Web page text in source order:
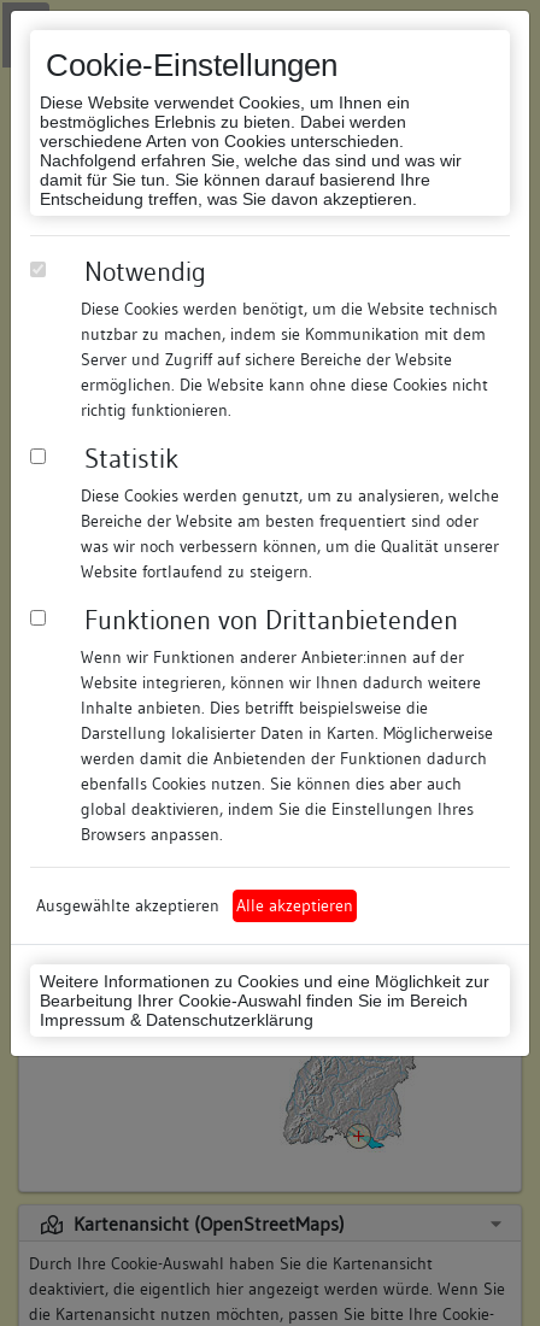
Cookie-Einstellungen
Diese Website verwendet Cookies, um Ihnen ein
bestmögliches Erlebnis zu bieten. Dabei werden
verschiedene Arten von Cookies unterschieden.
Nachfolgend erfahren Sie, welche das sind und was wir
damit für Sie tun. Sie können darauf basierend Ihre
Entscheidung treffen, was Sie davon akzeptieren.
Notwendig
Diese Cookies werden benötigt, um die Website technisch
nutzbar zu machen, indem sie Kommunikation mit dem
Server und Zugriff auf sichere Bereiche der Website
ermöglichen. Die Website kann ohne diese Cookies nicht
richtig funktionieren.
Statistik
Diese Cookies werden genutzt, um zu analysieren, welche
Bereiche der Website am besten frequentiert sind oder
was wir noch verbessern können, um die Qualität unserer
Website fortlaufend zu steigern.
Funktionen von Drittanbietenden
Wenn wir Funktionen anderer Anbieter:innen auf der
Website integrieren, können wir Ihnen dadurch weitere
Inhalte anbieten. Dies betrifft beispielsweise die
Darstellung lokalisierter Daten in Karten. Möglicherweise
werden damit die Anbietenden der Funktionen dadurch
ebenfalls Cookies nutzen. Sie können dies aber auch
global deaktivieren, indem Sie die Einstellungen Ihres
Browsers anpassen.
Ausgewählte akzeptieren Alle akzeptieren
Weitere Informationen zu Cookies und eine Möglichkeit zur
Bearbeitung Ihrer Cookie-Auswahl finden Sie im Bereich
Impressum & Datenschutzerklärung
Zur Navigation springen
Zum Inhalt der Website springen
Datenbank Bauforschung/Restaurierung
209628835512/Datum:30.06.2024
Datenbestand:
Bauforschung
Als PDF herunterladen:
Objektdaten
Straße: Bodanstraße
Hausnummer: 19
Postleitzahl: 78462
Stadt-Teilort: Konstanz
Regierungsbezirk: Freiburg
Konstanz (Landkreis)
Wohnplatzschlüssel: 8335043012
Flurstücknummer: keine
Historischer Straßenname: keiner
Lage des Wohnplatzes:
Kartenansicht (OpenStreetMaps)
Durch Ihre Cookie-Auswahl haben Sie die Kartenansicht
deaktiviert, die eigentlich hier angezeigt werden würde. Wenn Sie
die Kartenansicht nutzen möchten, passen Sie bitte Ihre Cookie-